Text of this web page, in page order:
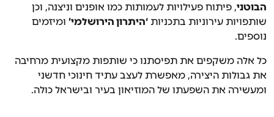
הבוטני, פיתוח פעילויות לעמותות כמו אופנים וניצנה, וכן
שותפויות עירוניות בתכניות ‘היתרון הירושלמי’ ומיזמים
נוספים.
כל אלה משקפים את תפיסתנו כי שותפות מקצועית מרחיבה
את גבולות היצירה, מאפשרת לעצב עתיד חינוכי חדשני
ומעשירה את השפעתו של המוזיאון בעיר ובישראל כולה.